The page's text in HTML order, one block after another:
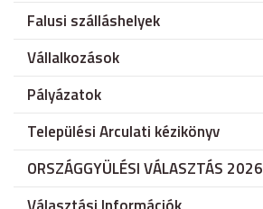
Falusi szálláshelyek
Vállalkozások
Pályázatok
Települési Arculati kézikönyv
ORSZÁGGYÜLÉSI VÁLASZTÁS 2026